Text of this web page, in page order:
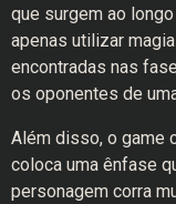
que surgem ao
apenas utilizar
encontradas nas
os oponentes de
Além disso, o game
coloca uma ênfase
personagem corra